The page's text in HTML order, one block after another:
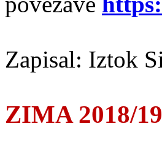
Zapisal: Iztok
ZIMA 2018/